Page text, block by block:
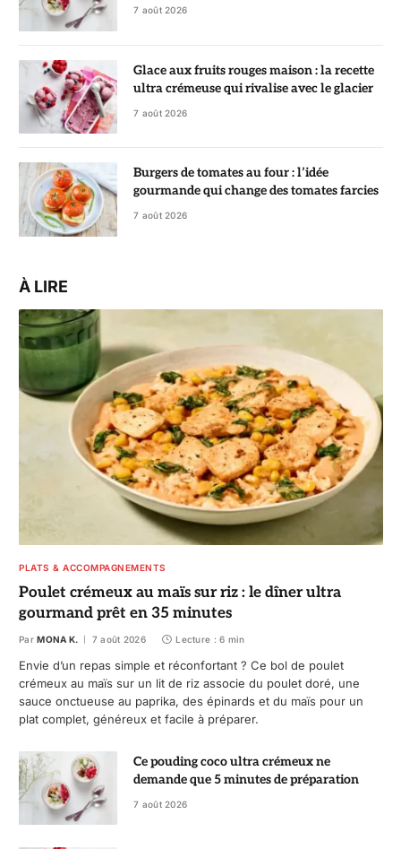
7 août 2026
Glace aux fruits rouges maison : la recette
ultra crémeuse qui rivalise avec le glacier
7 août 2026
Burgers de tomates au four : l’idée
gourmande qui change des tomates farcies
7 août 2026
À LIRE
PLATS & ACCOMPAGNEMENTS
Poulet crémeux au maïs sur riz : le dîner ultra
gourmand prêt en 35 minutes
Par MONA K. 7 août 2026 Lecture : 6 min
Envie d’un repas simple et réconfortant ? Ce bol de poulet
crémeux au maïs sur un lit de riz associe du poulet doré, une
sauce onctueuse au paprika, des épinards et du maïs pour un
plat complet, généreux et facile à préparer.
Ce pouding coco ultra crémeux ne
demande que 5 minutes de préparation
7 août 2026